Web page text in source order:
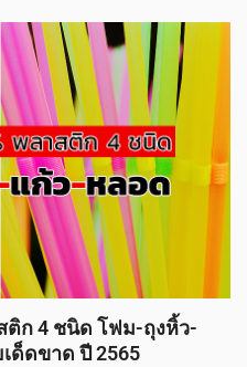
ก 4 ชนิด โฟม-ถุงหิ้ว-
ด็ดขาด ปี 2565